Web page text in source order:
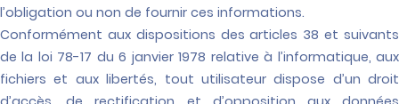
l’obligation ou non de fournir ces informations.
Conformément aux dispositions des articles 38 et suivants
de la loi 78-17 du 6 janvier 1978 relative à l’informatique, aux
fichiers et aux libertés, tout utilisateur dispose d’un droit